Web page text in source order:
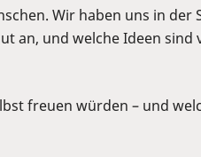
Wir haben uns in der
an, und welche Ideen sind
freuen würden – und